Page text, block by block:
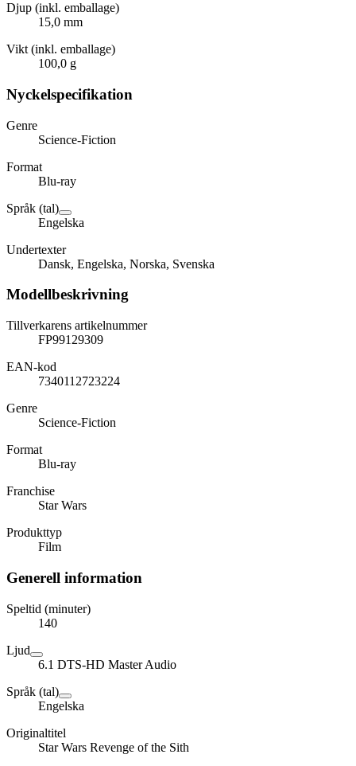
Djup (inkl. emballage)
15,0 mm
Vikt (inkl. emballage)
100,0 g
Nyckelspecifikation
Genre
Science-Fiction
Format
Blu-ray
Språk (tal)
Engelska
Undertexter
Dansk, Engelska, Norska, Svenska
Modellbeskrivning
Tillverkarens artikelnummer
FP99129309
EAN-kod
7340112723224
Genre
Science-Fiction
Format
Blu-ray
Franchise
Star Wars
Produkttyp
Film
Generell information
Speltid (minuter)
140
Ljud
6.1 DTS-HD Master Audio
Språk (tal)
Engelska
Originaltitel
Star Wars Revenge of the Sith